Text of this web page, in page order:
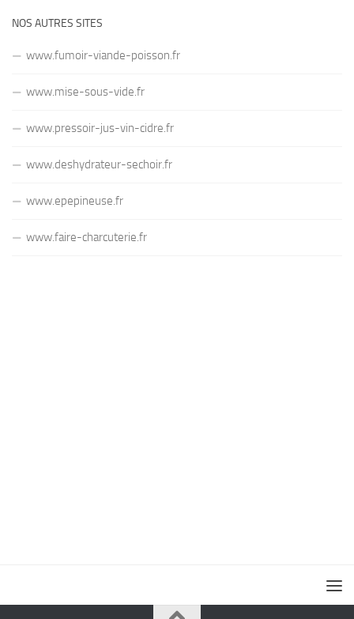
NOS AUTRES SITES
www.fumoir-viande-poisson.fr
www.mise-sous-vide.fr
www.pressoir-jus-vin-cidre.fr
www.deshydrateur-sechoir.fr
www.epepineuse.fr
www.faire-charcuterie.fr